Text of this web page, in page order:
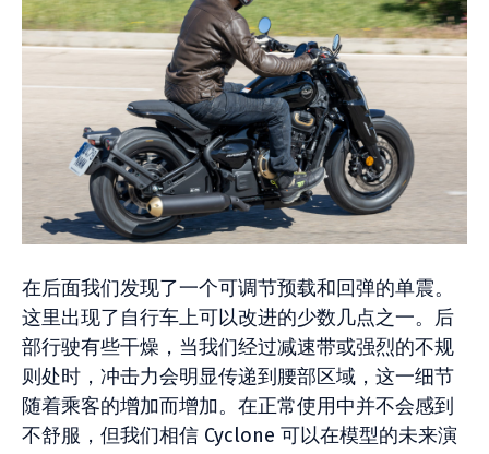
在后面我们发现了一个可调节预载和回弹的单震。
这里出现了自行车上可以改进的少数几点之一。后
部行驶有些干燥，当我们经过减速带或强烈的不规
则处时，冲击力会明显传递到腰部区域，这一细节
随着乘客的增加而增加。在正常使用中并不会感到
不舒服，但我们相信 Cyclone 可以在模型的未来演